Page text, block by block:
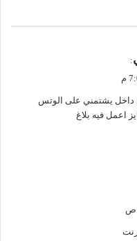
:
داخل يشتمني على الوتس
اعمل فيه بلاغ